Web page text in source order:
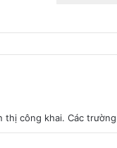
thị công khai. Các